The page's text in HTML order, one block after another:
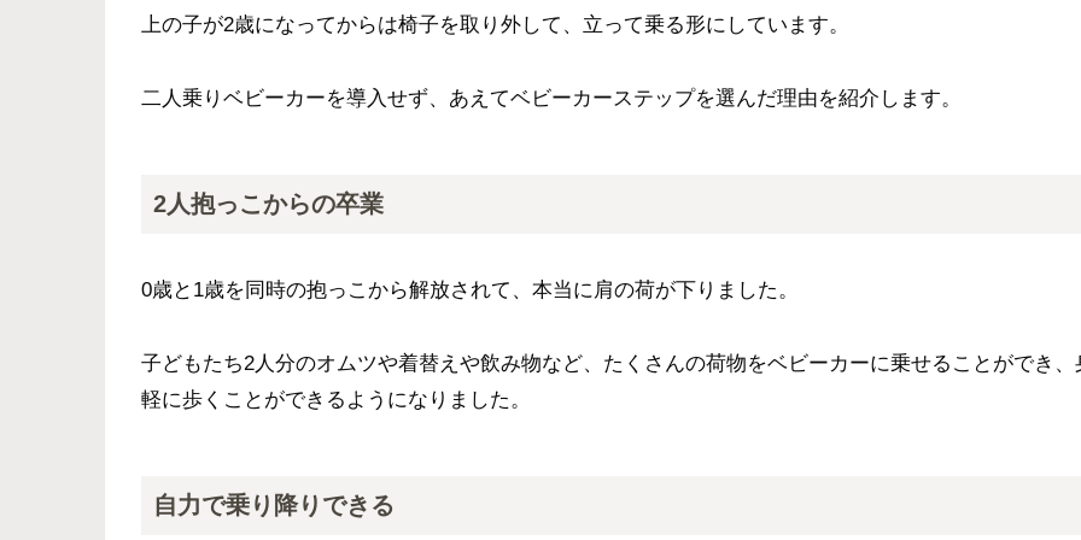
上の子が2歳になってからは椅子を取り外して、立って乗る形にしています。
二人乗りベビーカーを導入せず、あえてベビーカーステップを選んだ理由を紹介します。
2人抱っこからの卒業
0歳と1歳を同時の抱っこから解放されて、本当に肩の荷が下りました。
子どもたち2人分のオムツや着替えや飲み物など、たくさんの荷物をベビーカーに乗せることができ、
軽に歩くことができるようになりました。
自力で乗り降りできる